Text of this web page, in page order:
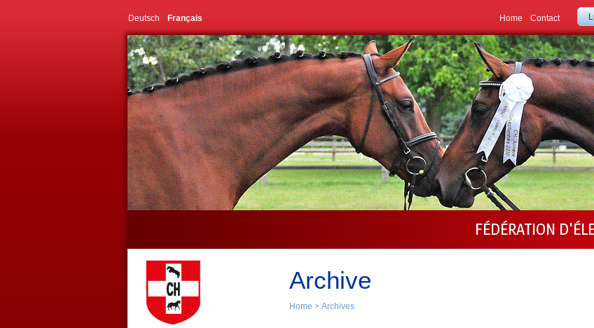
Deutsch Français Home Contact
FÉDÉRATION
Archive
Home > Archives